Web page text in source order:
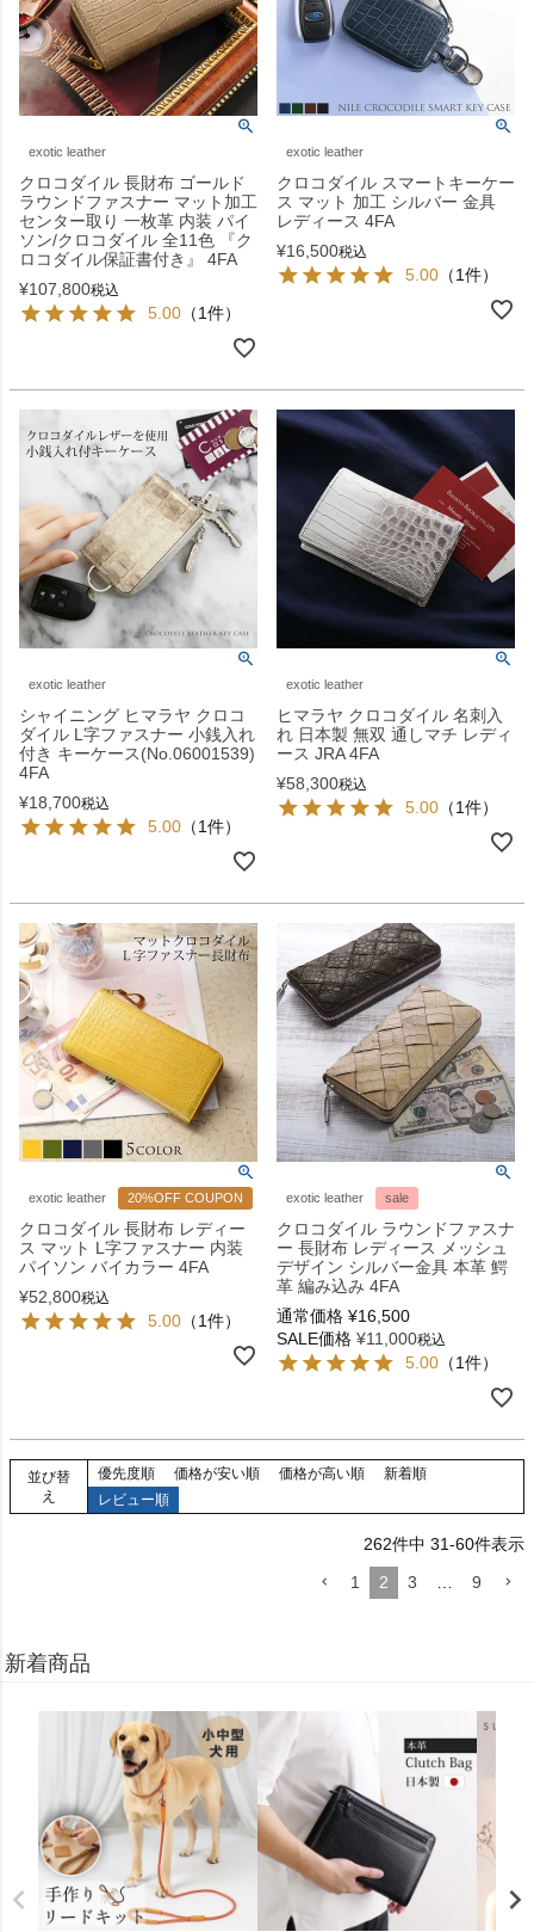
exotic leather
クロコダイル 長財布 ゴールド
ラウンドファスナー マット加工
センター取り 一枚革 内装 パイ
ソン/クロコダイル 全11色 『ク
ロコダイル保証書付き』 4FA
¥107,800税込
5.00 （1件）
exotic leather
クロコダイル スマートキーケー
ス マット 加工 シルバー 金具
レディース 4FA
¥16,500税込
5.00 （1件）
exotic leather
シャイニング ヒマラヤ クロコ
ダイル L字ファスナー 小銭入れ
付き キーケース(No.06001539)
4FA
¥18,700税込
5.00 （1件）
exotic leather
ヒマラヤ クロコダイル 名刺入
れ 日本製 無双 通しマチ レディ
ース JRA 4FA
¥58,300税込
5.00 （1件）
exotic leather 20%OFF COUPON
クロコダイル 長財布 レディー
ス マット L字ファスナー 内装
パイソン バイカラー 4FA
¥52,800税込
5.00 （1件）
exotic leather sale
クロコダイル ラウンドファスナ
ー 長財布 レディース メッシュ
デザイン シルバー金具 本革 鰐
革 編み込み 4FA
通常価格 ¥16,500
SALE価格 ¥11,000税込
5.00 （1件）
並び替
え
優先度順 価格が安い順 価格が高い順
新着順
レビュー順
262件中 31-60件表示
1
2 3 9
新着商品